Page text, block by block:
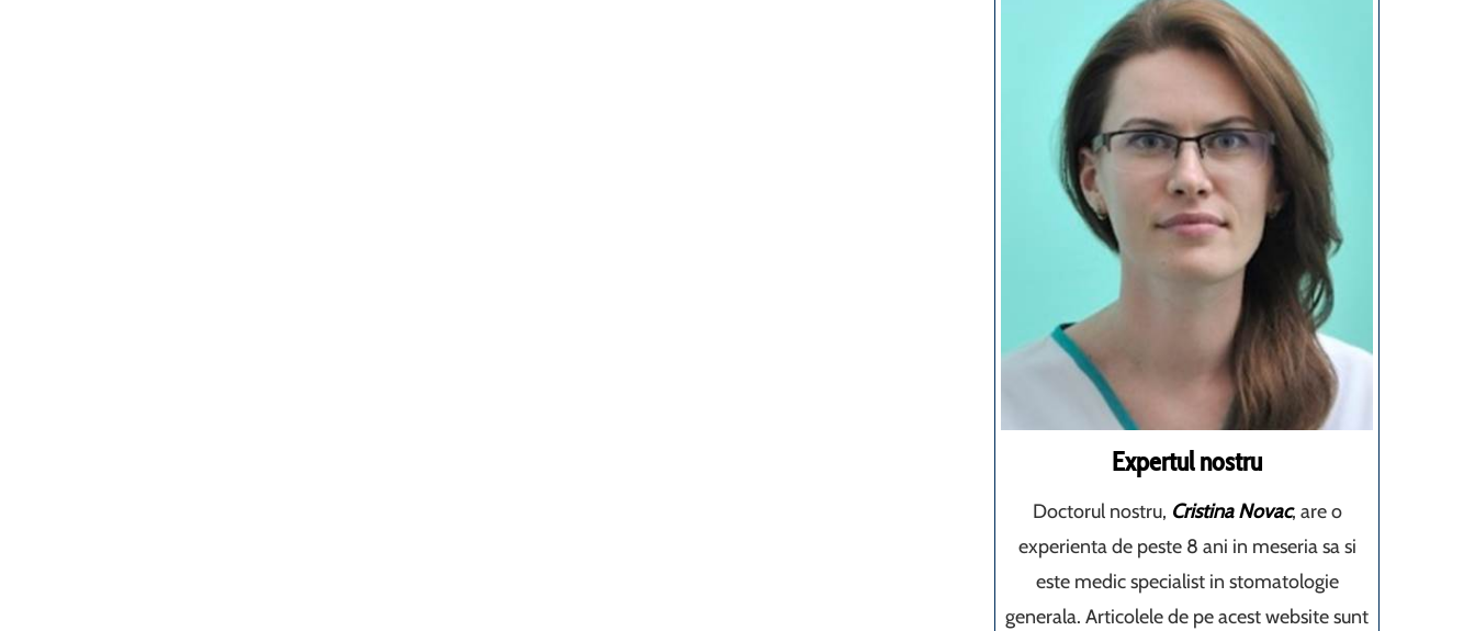
Expertul nostru
Doctorul nostru, Cristina Novac, are o
experienta de peste 8 ani in meseria sa si
este medic specialist in stomatologie
generala. Articolele de pe acest website sunt